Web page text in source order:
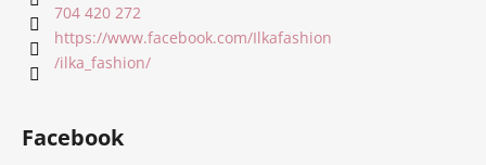
704 420 272
https://www.facebook.com/Ilkafashion
/ilka_fashion/
Facebook